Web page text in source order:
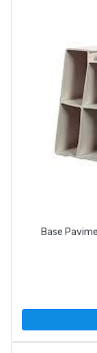
Base